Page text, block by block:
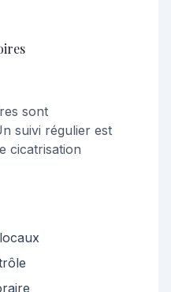
sont
suivi régulier est
cicatrisation